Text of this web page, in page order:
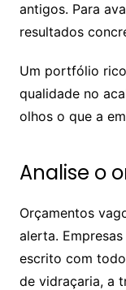
antigos. Para
resultados
Um portfólio
qualidade no
olhos o que a
Analise o
Orçamentos
alerta.
escrito com
de vidraçaria, a